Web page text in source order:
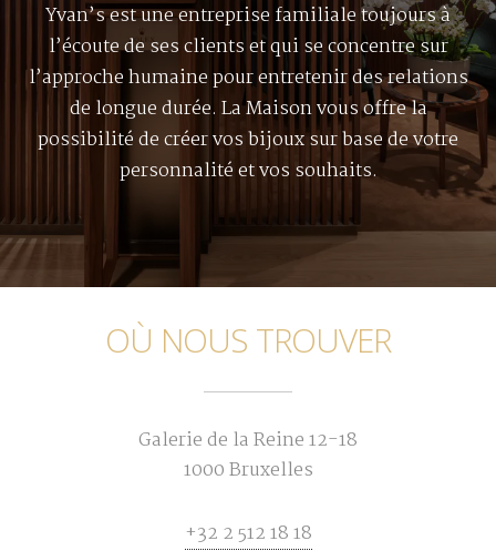
Yvan’s est une entreprise familiale toujours à
l’écoute de ses clients et qui se concentre sur
l’approche humaine pour entretenir des relations
de longue durée. La Maison vous offre la
possibilité de créer vos bijoux sur base de votre
personnalité et vos souhaits.
OÙ NOUS TROUVER
Galerie de la Reine 12-18
1000 Bruxelles
+32 2 512 18 18